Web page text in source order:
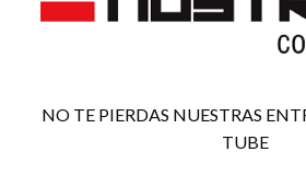
NO TE PIERDAS NUESTRAS
TUBE